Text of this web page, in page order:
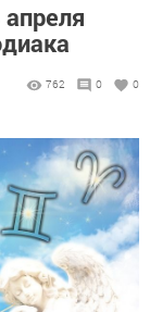
762 0 0